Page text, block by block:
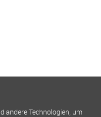
andere Technologien, um